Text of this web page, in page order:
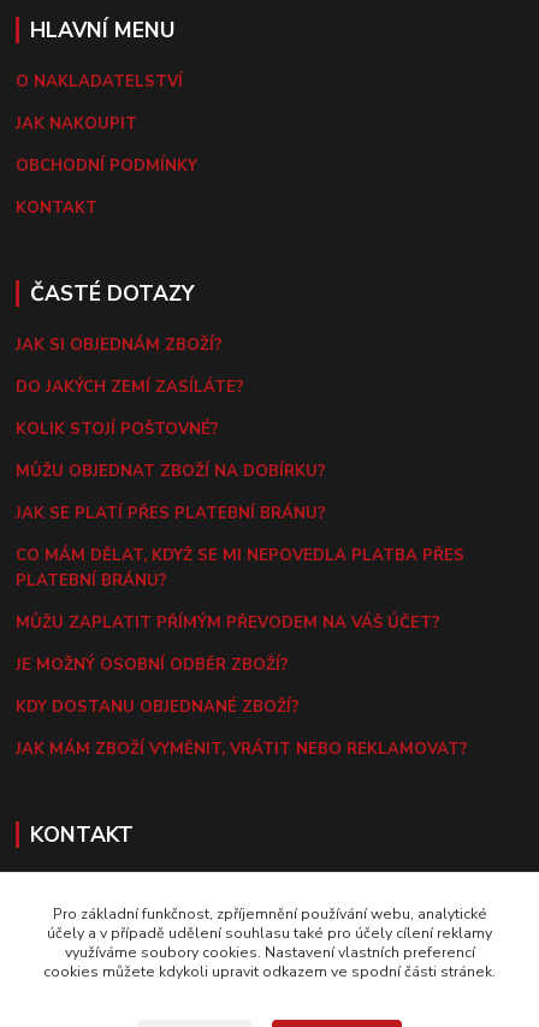
HLAVNÍ MENU
O NAKLADATELSTVÍ
JAK NAKOUPIT
OBCHODNÍ PODMÍNKY
KONTAKT
ČASTÉ DOTAZY
JAK SI OBJEDNÁM ZBOŽÍ?
DO JAKÝCH ZEMÍ ZASÍLÁTE?
KOLIK STOJÍ POŠTOVNÉ?
MŮŽU OBJEDNAT ZBOŽÍ NA DOBÍRKU?
JAK SE PLATÍ PŘES PLATEBNÍ BRÁNU?
CO MÁM DĚLAT, KDYŽ SE MI NEPOVEDLA PLATBA PŘES
PLATEBNÍ BRÁNU?
MŮŽU ZAPLATIT PŘÍMÝM PŘEVODEM NA VÁŠ ÚČET?
JE MOŽNÝ OSOBNÍ ODBĚR ZBOŽÍ?
KDY DOSTANU OBJEDNANÉ ZBOŽÍ?
JAK MÁM ZBOŽÍ VYMĚNIT, VRÁTIT NEBO REKLAMOVAT?
KONTAKT
hlavac@daranus.cz
TELEFON
(+420) 724 215 294 (10.00-18.00 hod.)
Pro základní funkčnost, zpříjemnění používání webu, analytické
účely a v případě udělení souhlasu také pro účely cílení reklamy
využíváme soubory cookies. Nastavení vlastních preferencí
cookies můžete kdykoli upravit odkazem ve spodní části stránek.